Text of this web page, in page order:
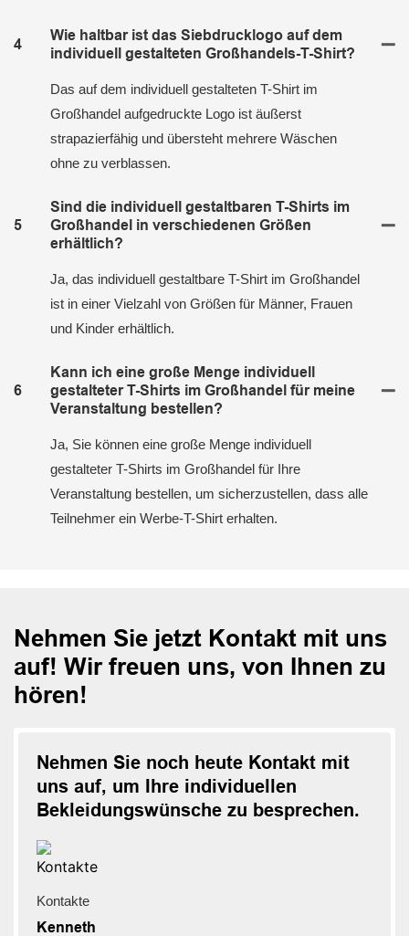
4
Wie haltbar ist das Siebdrucklogo auf dem
individuell gestalteten Großhandels-T-Shirt?
Das auf dem individuell gestalteten T-Shirt im
Großhandel aufgedruckte Logo ist äußerst
strapazierfähig und übersteht mehrere Wäschen
ohne zu verblassen.
5
Sind die individuell gestaltbaren T-Shirts im
Großhandel in verschiedenen Größen
erhältlich?
Ja, das individuell gestaltbare T-Shirt im Großhandel
ist in einer Vielzahl von Größen für Männer, Frauen
und Kinder erhältlich.
6
Kann ich eine große Menge individuell
gestalteter T-Shirts im Großhandel für meine
Veranstaltung bestellen?
Ja, Sie können eine große Menge individuell
gestalteter T-Shirts im Großhandel für Ihre
Veranstaltung bestellen, um sicherzustellen, dass alle
Teilnehmer ein Werbe-T-Shirt erhalten.
Nehmen Sie jetzt Kontakt mit uns
auf! Wir freuen uns, von Ihnen zu
hören!
Nehmen Sie noch heute Kontakt mit
uns auf, um Ihre individuellen
Bekleidungswünsche zu besprechen.
Kontakte
Kenneth